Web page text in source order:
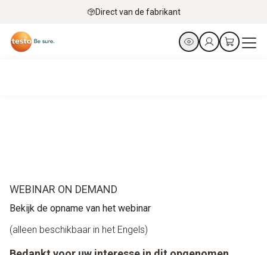
Direct van de fabrikant
WEBINAR ON DEMAND
Bekijk de opname van het webinar
(alleen beschikbaar in het Engels)